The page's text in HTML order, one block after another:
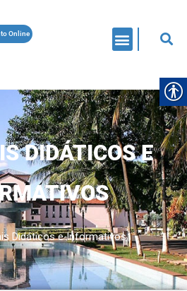
Online
DIDÁTICOS E
Didáticos e Informativos